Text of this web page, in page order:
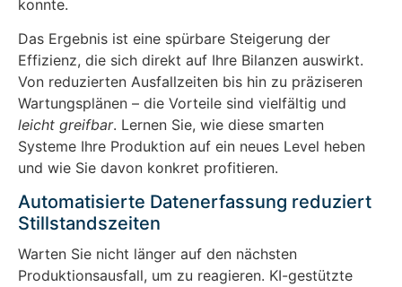
konnte.
Das Ergebnis ist eine spürbare Steigerung der
Effizienz, die sich direkt auf Ihre Bilanzen auswirkt.
Von reduzierten Ausfallzeiten bis hin zu präziseren
Wartungsplänen – die Vorteile sind vielfältig und
leicht greifbar. Lernen Sie, wie diese smarten
Systeme Ihre Produktion auf ein neues Level heben
und wie Sie davon konkret profitieren.
Automatisierte Datenerfassung reduziert
Stillstandszeiten
Warten Sie nicht länger auf den nächsten
Produktionsausfall, um zu reagieren. KI-gestützte